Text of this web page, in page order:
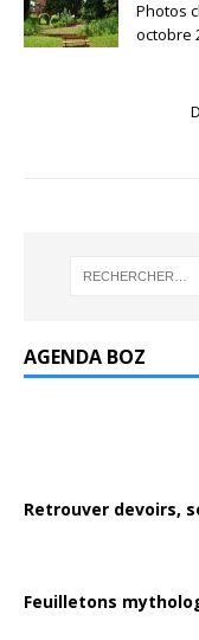
Photos
octobre
AGENDA BOZ
Retrouver devoirs,
Feuilletons